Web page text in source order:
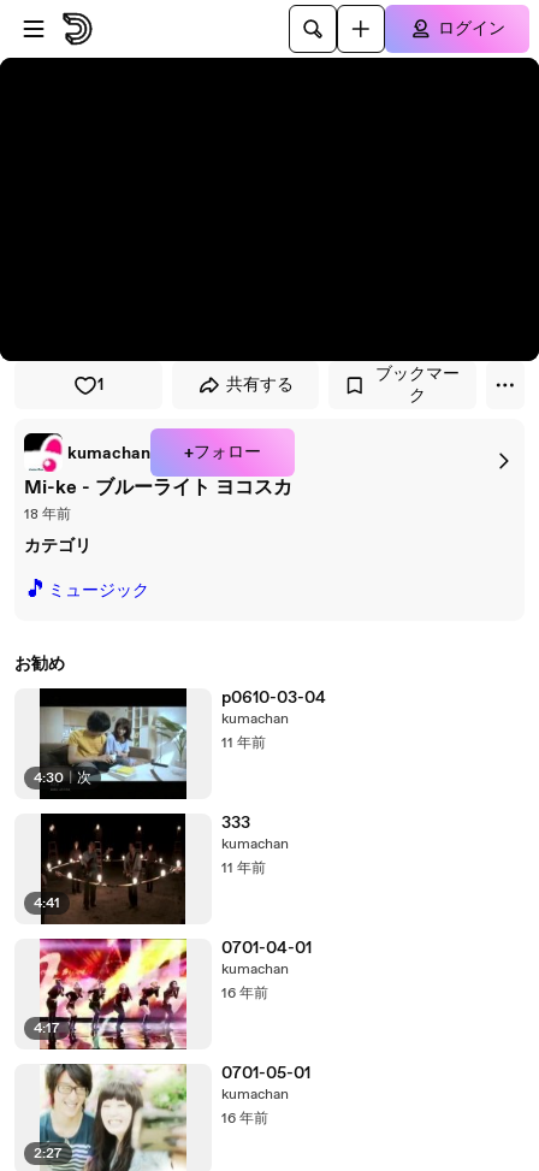
プレイヤーにスキップ
メインコンテンツにスキップ
ログイン
1 共有する
ブックマー
ク
kumachan +フォロー
Mi-ke - ブルーライト ヨコスカ
18 年前
カテゴリ
🎵 ミュージック
お勧め
4:30 | 次
p0610-03-04
kumachan
11 年前
4:41
333
kumachan
11 年前
4:17
0701-04-01
kumachan
16 年前
2:27
0701-05-01
kumachan
16 年前